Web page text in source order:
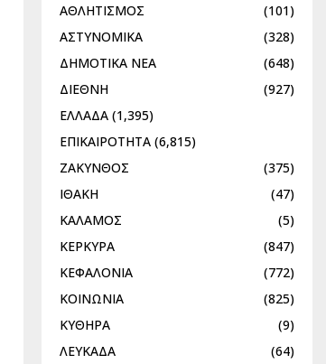
ΑΘΛΗΤΙΣΜΟΣ
(101)
ΑΣΤΥΝΟΜΙΚΑ
(328)
ΔΗΜΟΤΙΚΑ ΝΕΑ
(648)
ΔΙΕΘΝΗ
(927)
ΕΛΛΑΔΑ (1,395)
ΕΠΙΚΑΙΡΟΤΗΤΑ (6,815)
ΖΑΚΥΝΘΟΣ
(375)
ΙΘΑΚΗ
(47)
ΚΑΛΑΜΟΣ
(5)
ΚΕΡΚΥΡΑ
(847)
ΚΕΦΑΛΟΝΙΑ
(772)
ΚΟΙΝΩΝΙΑ
(825)
ΚΥΘΗΡΑ
(9)
ΛΕΥΚΑΔΑ
(64)